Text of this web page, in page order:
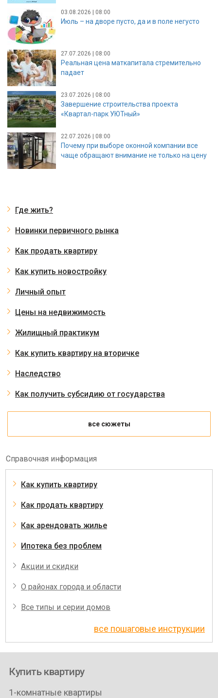
03.08.2026 | 08:00
Июль – на дворе пусто, да и в поле негусто
27.07.2026 | 08:00
Реальная цена маткапитала стремительно
падает
23.07.2026 | 08:00
Завершение строительства проекта
«Квартал-парк УЮТный»
22.07.2026 | 08:00
Почему при выборе оконной компании все
чаще обращают внимание не только на цену
Где жить?
Новинки первичного рынка
Как продать квартиру
Как купить новостройку
Личный опыт
Цены на недвижимость
Жилищный практикум
Как купить квартиру на вторичке
Наследство
Как получить субсидию от государства
все сюжеты
Справочная информация
Как купить квартиру
Как продать квартиру
Как арендовать жилье
Ипотека без проблем
Акции и скидки
О районах города и области
Все типы и серии домов
все пошаговые инструкции
Купить квартиру
1-комнатные квартиры